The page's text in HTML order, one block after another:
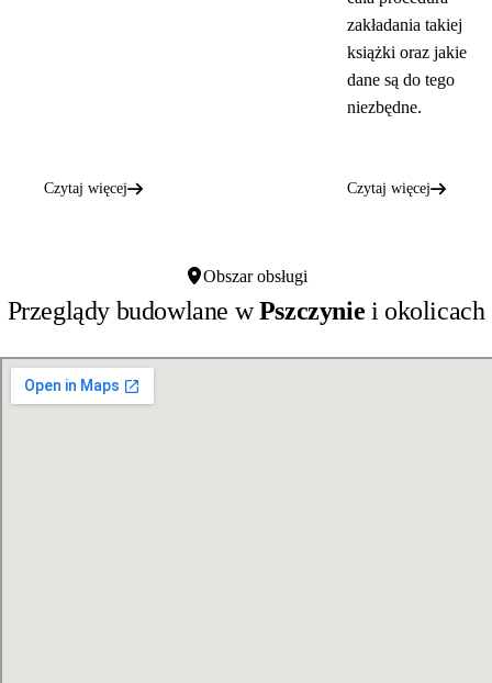
Czytaj więcej
zakładania takiej
książki oraz jakie
dane są do tego
niezbędne.
Czytaj więcej
Obszar obsługi
Przeglądy budowlane wPszczynie i okolicach